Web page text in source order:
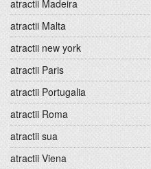
atractii Madeira
atractii Malta
atractii new york
atractii Paris
atractii Portugalia
atractii Roma
atractii sua
atractii Viena